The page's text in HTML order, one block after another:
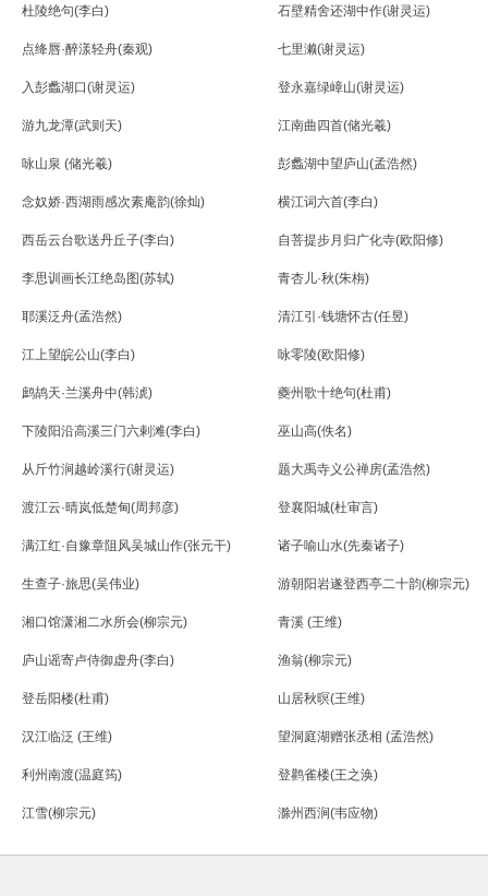
杜陵绝句(李白) 石壁精舍还湖中作(谢灵运)
点绛唇·醉漾轻舟(秦观) 七里濑(谢灵运)
入彭蠡湖口(谢灵运) 登永嘉绿嶂山(谢灵运)
游九龙潭(武则天) 江南曲四首(储光羲)
咏山泉 (储光羲) 彭蠡湖中望庐山(孟浩然)
念奴娇·西湖雨感次素庵韵(徐灿) 横江词六首(李白)
西岳云台歌送丹丘子(李白) 自菩提步月归广化寺(欧阳修)
李思训画长江绝岛图(苏轼) 青杏儿·秋(朱栴)
耶溪泛舟(孟浩然) 清江引·钱塘怀古(任昱)
江上望皖公山(李白) 咏零陵(欧阳修)
鹧鸪天·兰溪舟中(韩淲) 夔州歌十绝句(杜甫)
下陵阳沿高溪三门六剌滩(李白) 巫山高(佚名)
从斤竹涧越岭溪行(谢灵运) 题大禹寺义公禅房(孟浩然)
渡江云·晴岚低楚甸(周邦彦) 登襄阳城(杜审言)
满江红·自豫章阻风吴城山作(张元干) 诸子喻山水(先秦诸子)
生查子·旅思(吴伟业) 游朝阳岩遂登西亭二十韵(柳宗元)
湘口馆潇湘二水所会(柳宗元) 青溪 (王维)
庐山谣寄卢侍御虚舟(李白) 渔翁(柳宗元)
登岳阳楼(杜甫) 山居秋暝(王维)
汉江临泛 (王维) 望洞庭湖赠张丞相 (孟浩然)
利州南渡(温庭筠) 登鹳雀楼(王之涣)
江雪(柳宗元) 滁州西涧(韦应物)